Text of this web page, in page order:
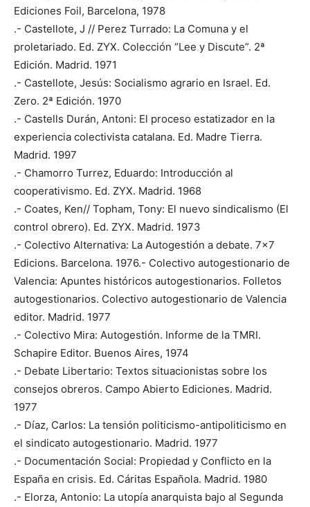
Ediciones Foil, Barcelona, 1978
.- Castellote, J // Perez Turrado: La Comuna y el
proletariado. Ed. ZYX. Colección “Lee y Discute”. 2ª
Edición. Madrid. 1971
.- Castellote, Jesús: Socialismo agrario en Israel. Ed.
Zero. 2ª Edición. 1970
.- Castells Durán, Antoni: El proceso estatizador en la
experiencia colectivista catalana. Ed. Madre Tierra.
Madrid. 1997
.- Chamorro Turrez, Eduardo: Introducción al
cooperativismo. Ed. ZYX. Madrid. 1968
.- Coates, Ken// Topham, Tony: El nuevo sindicalismo (El
control obrero). Ed. ZYX. Madrid. 1973
.- Colectivo Alternativa: La Autogestión a debate. 7×7
Edicions. Barcelona. 1976.- Colectivo autogestionario de
Valencia: Apuntes históricos autogestionarios. Folletos
autogestionarios. Colectivo autogestionario de Valencia
editor. Madrid. 1977
.- Colectivo Mira: Autogestión. Informe de la TMRI.
Schapire Editor. Buenos Aires, 1974
.- Debate Libertario: Textos situacionistas sobre los
consejos obreros. Campo Abierto Ediciones. Madrid.
1977
.- Díaz, Carlos: La tensión politicismo-antipoliticismo en
el sindicato autogestionario. Madrid. 1977
.- Documentación Social: Propiedad y Conflicto en la
España en crisis. Ed. Cáritas Española. Madrid. 1980
.- Elorza, Antonio: La utopía anarquista bajo al Segunda